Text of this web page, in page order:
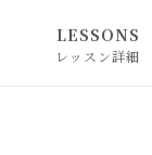
LESSONS
レッスン詳細